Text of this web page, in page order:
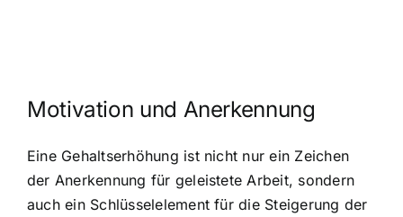
Motivation und Anerkennung
Eine Gehaltserhöhung ist nicht nur ein Zeichen
der Anerkennung für geleistete Arbeit, sondern
auch ein Schlüsselelement für die Steigerung der